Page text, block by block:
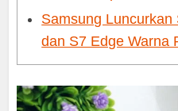
Samsung
dan S7 Edge Warna